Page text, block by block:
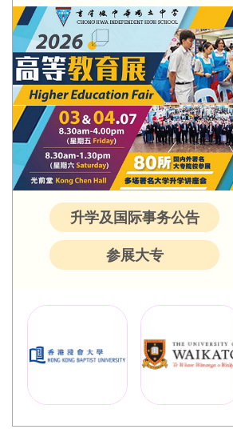
升学及国际事务公告
参展大专